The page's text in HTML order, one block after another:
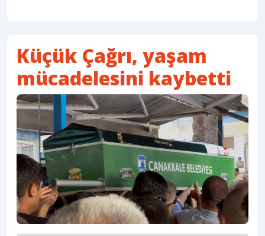
Küçük Çağrı, yaşam
mücadelesini kaybetti